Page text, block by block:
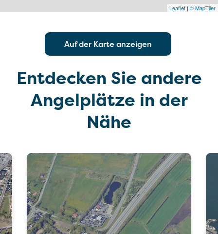
Leaflet | © MapTiler
Auf der Karte anzeigen
Entdecken Sie andere
Angelplätze in der
Nähe